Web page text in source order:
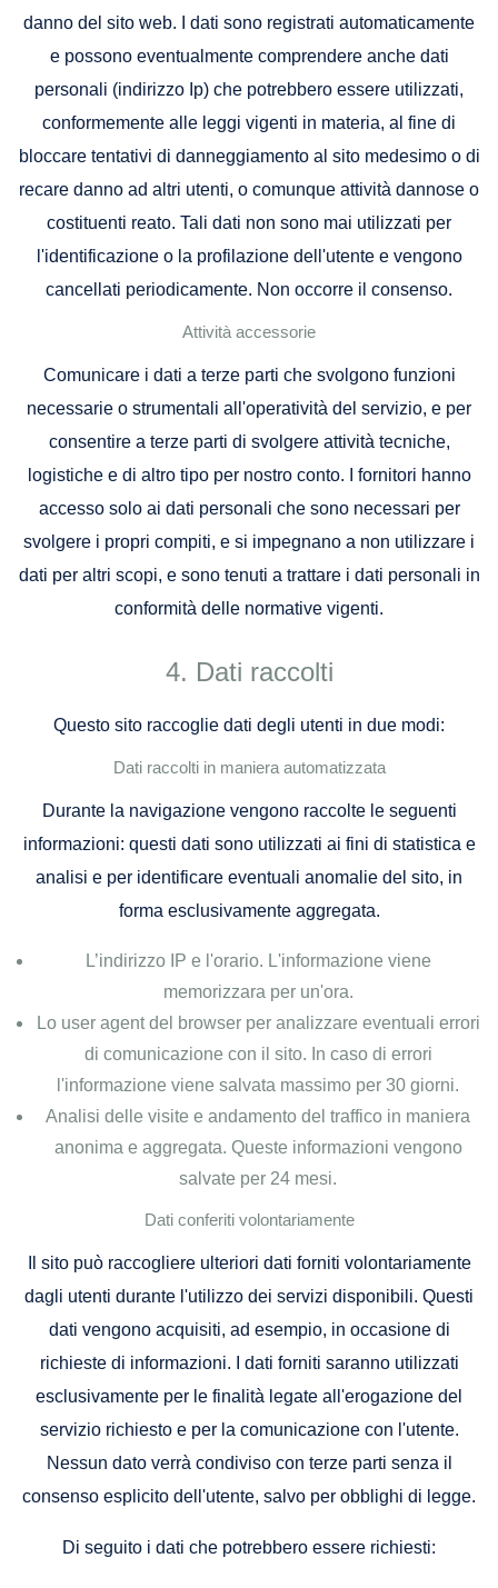
danno del sito web. I dati sono registrati automaticamente
e possono eventualmente comprendere anche dati
personali (indirizzo Ip) che potrebbero essere utilizzati,
conformemente alle leggi vigenti in materia, al fine di
bloccare tentativi di danneggiamento al sito medesimo o di
recare danno ad altri utenti, o comunque attività dannose o
costituenti reato. Tali dati non sono mai utilizzati per
l'identificazione o la profilazione dell'utente e vengono
cancellati periodicamente. Non occorre il consenso.
Attività accessorie
Comunicare i dati a terze parti che svolgono funzioni
necessarie o strumentali all'operatività del servizio, e per
consentire a terze parti di svolgere attività tecniche,
logistiche e di altro tipo per nostro conto. I fornitori hanno
accesso solo ai dati personali che sono necessari per
svolgere i propri compiti, e si impegnano a non utilizzare i
dati per altri scopi, e sono tenuti a trattare i dati personali in
conformità delle normative vigenti.
Dati raccolti
Questo sito raccoglie dati degli utenti in due modi:
Dati raccolti in maniera automatizzata
Durante la navigazione vengono raccolte le seguenti
informazioni: questi dati sono utilizzati ai fini di statistica e
analisi e per identificare eventuali anomalie del sito, in
forma esclusivamente aggregata.
L’indirizzo IP e l'orario. L'informazione viene
memorizzara per un'ora.
Lo user agent del browser per analizzare eventuali errori
di comunicazione con il sito. In caso di errori
l'informazione viene salvata massimo per 30 giorni.
Analisi delle visite e andamento del traffico in maniera
anonima e aggregata. Queste informazioni vengono
salvate per 24 mesi.
Dati conferiti volontariamente
Il sito può raccogliere ulteriori dati forniti volontariamente
dagli utenti durante l'utilizzo dei servizi disponibili. Questi
dati vengono acquisiti, ad esempio, in occasione di
richieste di informazioni. I dati forniti saranno utilizzati
esclusivamente per le finalità legate all'erogazione del
servizio richiesto e per la comunicazione con l'utente.
Nessun dato verrà condiviso con terze parti senza il
consenso esplicito dell'utente, salvo per obblighi di legge.
Di seguito i dati che potrebbero essere richiesti: